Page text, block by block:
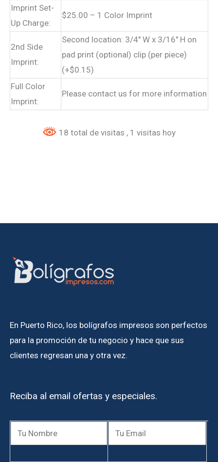
Imprint Set-
Up Charge:
$25.00 – 1 Color Imprint
2nd Side
Imprint:
Second location: 3/4″ W x 3/16″ H on
pad print (optional) clip (per piece)
(+$0.15)
Full Color
Imprint:
Please contact us for more information
18 total de visitas , 1 visitas hoy
En Puerto Rico, los bolígrafos impresos son perfectos
para la promoción de tu negocio y hace que sus
clientes regresan una y otra vez.
Reciba al email ofertas y especiales.